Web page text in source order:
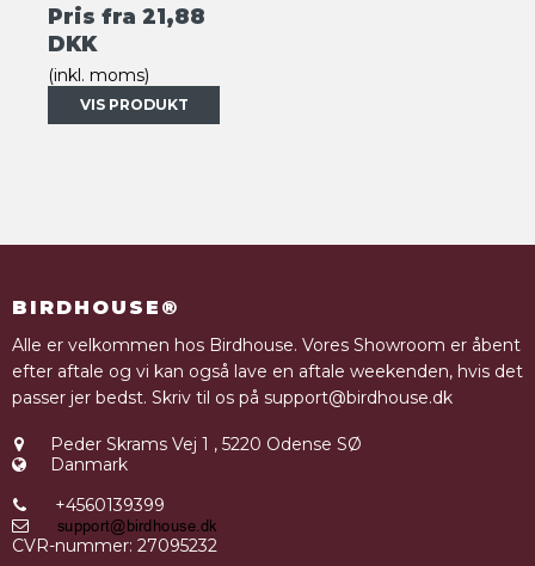
Pris fra 21,88
DKK
(inkl. moms)
VIS PRODUKT
BIRDHOUSE®
Alle er velkommen hos Birdhouse. Vores Showroom er åbent
efter aftale og vi kan også lave en aftale weekenden, hvis det
passer jer bedst. Skriv til os på support@birdhouse.dk
Peder Skrams Vej 1 , 5220 Odense SØ
Danmark
+4560139399
CVR-nummer: 27095232